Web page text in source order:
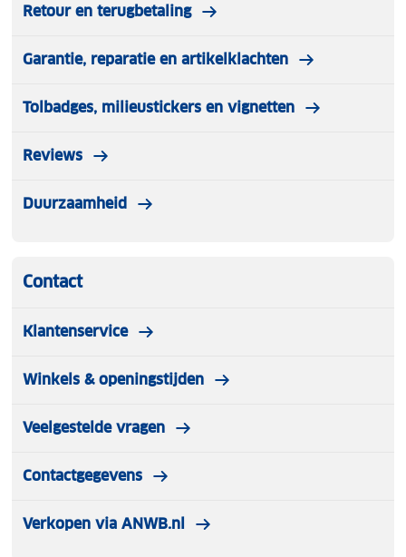
Retour en terugbetaling
Garantie, reparatie en artikelklachten
Tolbadges, milieustickers en vignetten
Reviews
Duurzaamheid
Contact
Klantenservice
Winkels & openingstijden
Veelgestelde vragen
Contactgegevens
Verkopen via ANWB.nl